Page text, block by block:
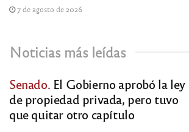
7 de agosto de 2026
Noticias más leídas
Senado. El Gobierno aprobó la ley
de propiedad privada, pero tuvo
que quitar otro capítulo